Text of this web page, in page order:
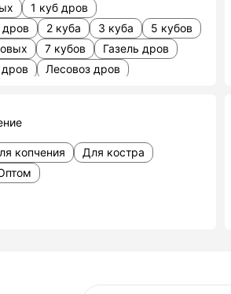
1 куб дров
дров
2 куба 3 куба
5 кубов
7 кубов
Газель дров
Лесовоз дров
связки
копчения
Для костра